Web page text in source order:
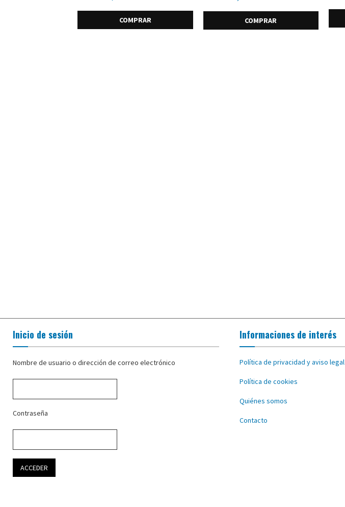
COMPRAR COMPRAR
Inicio de sesión
Nombre de usuario o dirección de correo electrónico
Contraseña
Informaciones de interés
Política de privacidad y aviso legal
Política de cookies
Quiénes somos
Contacto